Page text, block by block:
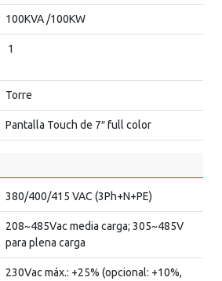
100KVA /100KW
1
Torre
Pantalla Touch de 7″ full color
380/400/415 VAC (3Ph+N+PE)
208~485Vac media carga; 305~485V
para plena carga
230Vac máx.: +25% (opcional: +10%,